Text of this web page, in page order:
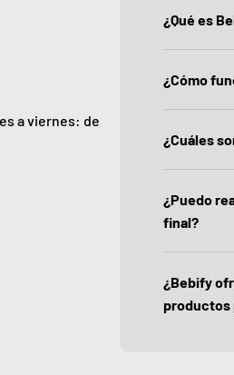
a viernes: de
¿Qué es
¿Cómo
¿Cuáles
¿Puedo
final?
¿Bebify
productos